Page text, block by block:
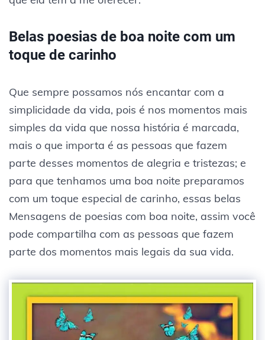
Belas poesias de boa noite com um
toque de carinho
Que sempre possamos nós encantar com a
simplicidade da vida, pois é nos momentos mais
simples da vida que nossa história é marcada,
mais o que importa é as pessoas que fazem
parte desses momentos de alegria e tristezas; e
para que tenhamos uma boa noite preparamos
com um toque especial de carinho, essas belas
Mensagens de poesias com boa noite, assim você
pode compartilha com as pessoas que fazem
parte dos momentos mais legais da sua vida.